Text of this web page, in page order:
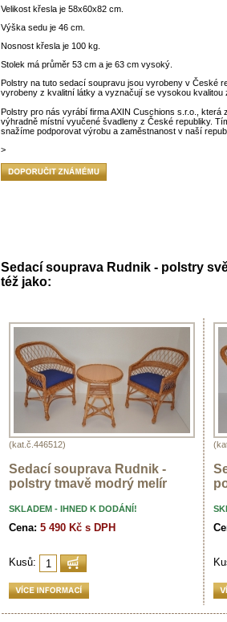
Velikost křesla je 58x60x82 cm.
Výška sedu je 46 cm.
Nosnost křesla je 100 kg.
Stolek má průměr 53 cm a je 63 cm vysoký.
Polstry na tuto sedací soupravu jsou vyrobeny v České
vyrobeny z kvalitní látky a vyznačují se vysokou kvalitou
Polstry pro nás vyrábí firma AXIN Cuschions s.r.o., která
výhradně místní vyučené švadleny z České republiky.
snažíme podporovat výrobu a zaměstnanost v naší
>
Sedací souprava Rudnik - polstry
též jako:
(kat.č.446512)
Sedací souprava Rudnik -
polstry tmavě modrý melír
SKLADEM - IHNED K DODÁNÍ!
Cena: 5 490 Kč s DPH
Kusů: